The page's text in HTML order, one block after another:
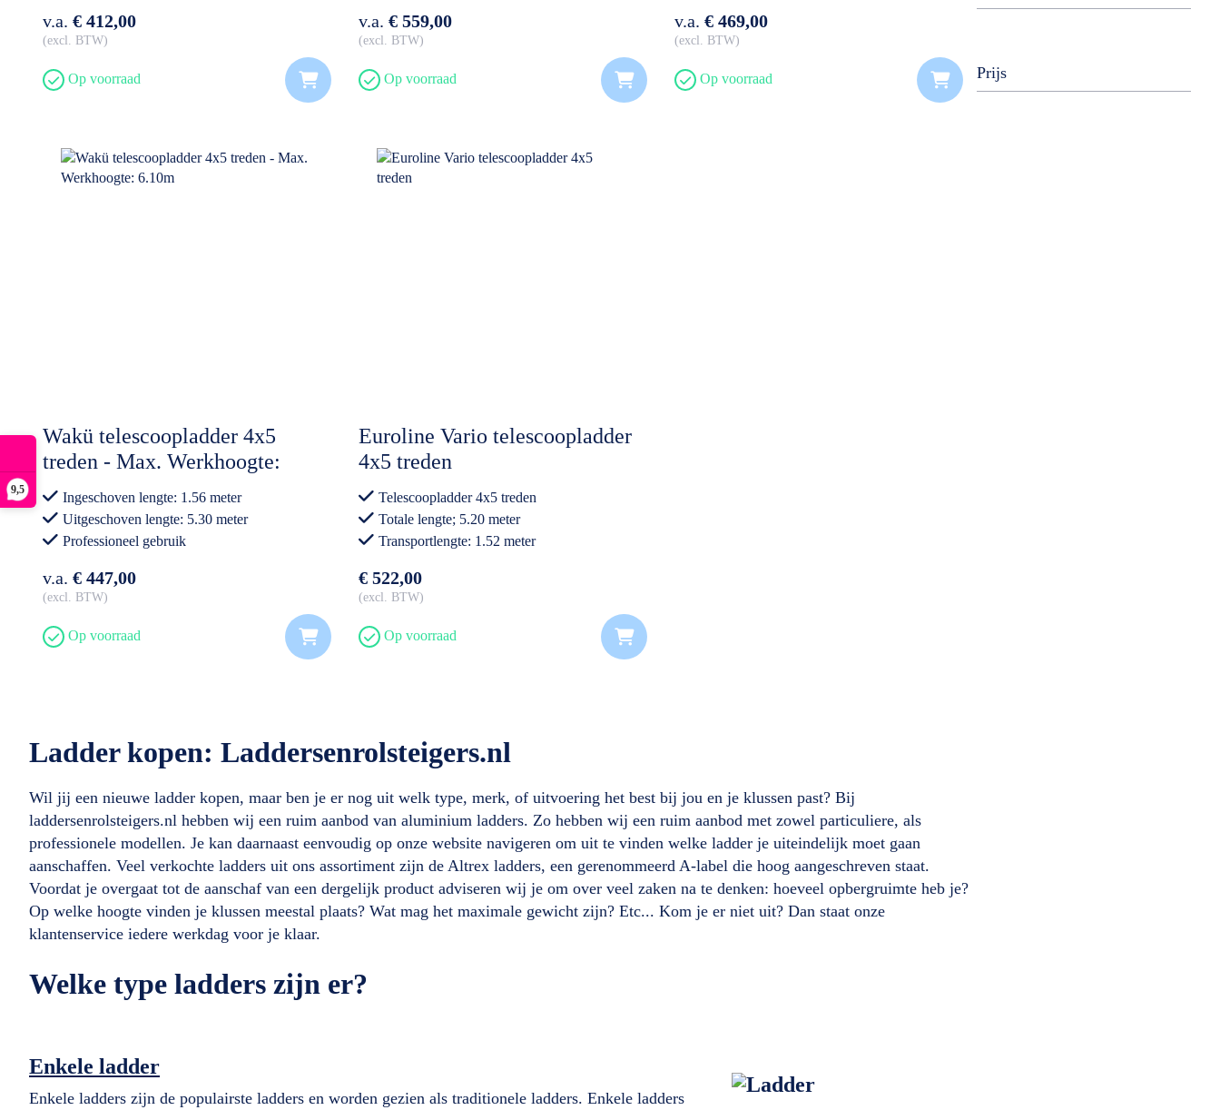
9,5
v.a. € 412,00
excl. BTW
Op voorraad
v.a. € 559,00
excl. BTW
Op voorraad
v.a. € 469,00
excl. BTW
Op voorraad
Wakü telescoopladder 4x5
treden - Max. Werkhoogte:
6.10m
Ingeschoven lengte: 1.56 meter
Uitgeschoven lengte: 5.30 meter
Professioneel gebruik
v.a. € 447,00
excl. BTW
Op voorraad
Euroline Vario telescoopladder
4x5 treden
Telescoopladder 4x5 treden
Totale lengte; 5.20 meter
Transportlengte: 1.52 meter
€ 522,00
excl. BTW
Op voorraad
Ladder kopen: Laddersenrolsteigers.nl
Wil jij een nieuwe ladder kopen, maar ben je er nog uit welk type, merk, of uitvoering het best bij jou en je klussen past? Bij
laddersenrolsteigers.nl hebben wij een ruim aanbod van aluminium ladders. Zo hebben wij een ruim aanbod met zowel particuliere, als
professionele modellen. Je kan daarnaast eenvoudig op onze website navigeren om uit te vinden welke ladder je uiteindelijk moet gaan
aanschaffen. Veel verkochte ladders uit ons assortiment zijn de Altrex ladders, een gerenommeerd A-label die hoog aangeschreven staat.
Voordat je overgaat tot de aanschaf van een dergelijk product adviseren wij je om over veel zaken na te denken: hoeveel opbergruimte heb je?
Op welke hoogte vinden je klussen meestal plaats? Wat mag het maximale gewicht zijn? Etc... Kom je er niet uit? Dan staat onze
klantenservice iedere werkdag voor je klaar.
Welke type ladders zijn er?
Enkele ladder
Enkele ladders zijn de populairste ladders en worden gezien als traditionele ladders. Enkele ladders
3x14
Prijs